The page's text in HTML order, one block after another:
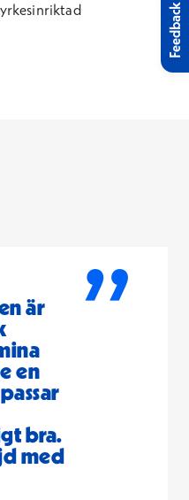
är
en
bra.
med
”
Feedback